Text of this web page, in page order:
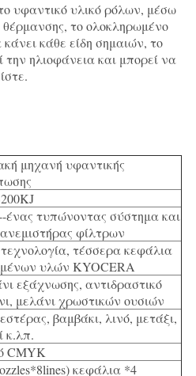
υφαντικό υλικό ρόλων, μέσω
το ολοκληρωμένο
κάθε είδη σημαιών, το
ηλιοφάνεια και μπορεί να
μηχανή υφαντικής
ένας τυπώνοντας σύστημα και
ανεμιστήρας φίλτρων
τέσσερα κεφάλια
υλών KYOCERA
εξάχνωσης, αντιδραστικό
μελάνι χρωστικών ουσιών
βαμβάκι, λινό, μετάξι,
κ.λπ.
CMYK
κεφάλια *4